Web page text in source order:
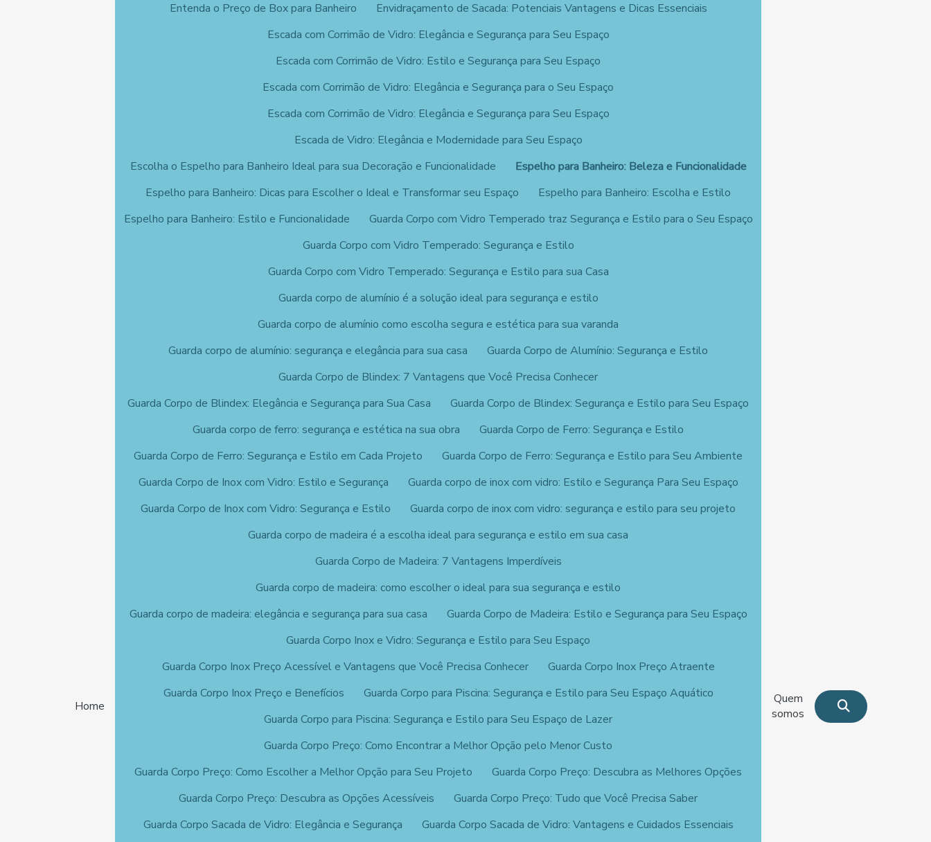
Home
Entenda o Preço de Box para Banheiro
Envidraçamento de Sacada: Potenciais Vantagens e Dicas Essenciais
Escada com Corrimão de Vidro: Elegância e Segurança para Seu Espaço
Escada com Corrimão de Vidro: Estilo e Segurança para Seu Espaço
Escada com Corrimão de Vidro: Elegância e Segurança para o Seu Espaço
Escada com Corrimão de Vidro: Elegância e Segurança para Seu Espaço
Escada de Vidro: Elegância e Modernidade para Seu Espaço
Escolha o Espelho para Banheiro Ideal para sua Decoração e Funcionalidade
Espelho para Banheiro: Beleza e Funcionalidade
Espelho para Banheiro: Dicas para Escolher o Ideal e Transformar seu Espaço
Espelho para Banheiro: Escolha e Estilo
Espelho para Banheiro: Estilo e Funcionalidade
Guarda Corpo com Vidro Temperado traz Segurança e Estilo para o Seu Espaço
Guarda Corpo com Vidro Temperado: Segurança e Estilo
Guarda Corpo com Vidro Temperado: Segurança e Estilo para sua Casa
Guarda corpo de alumínio é a solução ideal para segurança e estilo
Guarda corpo de alumínio como escolha segura e estética para sua varanda
Guarda corpo de alumínio: segurança e elegância para sua casa
Guarda Corpo de Alumínio: Segurança e Estilo
Guarda Corpo de Blindex: 7 Vantagens que Você Precisa Conhecer
Guarda Corpo de Blindex: Elegância e Segurança para Sua Casa
Guarda Corpo de Blindex: Segurança e Estilo para Seu Espaço
Guarda corpo de ferro: segurança e estética na sua obra
Guarda Corpo de Ferro: Segurança e Estilo
Guarda Corpo de Ferro: Segurança e Estilo em Cada Projeto
Guarda Corpo de Ferro: Segurança e Estilo para Seu Ambiente
Guarda Corpo de Inox com Vidro: Estilo e Segurança
Guarda corpo de inox com vidro: Estilo e Segurança Para Seu Espaço
Guarda Corpo de Inox com Vidro: Segurança e Estilo
Guarda corpo de inox com vidro: segurança e estilo para seu projeto
Guarda corpo de madeira é a escolha ideal para segurança e estilo em sua casa
Guarda Corpo de Madeira: 7 Vantagens Imperdíveis
Guarda corpo de madeira: como escolher o ideal para sua segurança e estilo
Guarda corpo de madeira: elegância e segurança para sua casa
Guarda Corpo de Madeira: Estilo e Segurança para Seu Espaço
Guarda Corpo Inox e Vidro: Segurança e Estilo para Seu Espaço
Guarda Corpo Inox Preço Acessível e Vantagens que Você Precisa Conhecer
Guarda Corpo Inox Preço Atraente
Guarda Corpo Inox Preço e Benefícios
Guarda Corpo para Piscina: Segurança e Estilo para Seu Espaço Aquático
Guarda Corpo para Piscina: Segurança e Estilo para Seu Espaço de Lazer
Guarda Corpo Preço: Como Encontrar a Melhor Opção pelo Menor Custo
Guarda Corpo Preço: Como Escolher a Melhor Opção para Seu Projeto
Guarda Corpo Preço: Descubra as Melhores Opções
Guarda Corpo Preço: Descubra as Opções Acessíveis
Guarda Corpo Preço: Tudo que Você Precisa Saber
Guarda Corpo Sacada de Vidro: Elegância e Segurança
Guarda Corpo Sacada de Vidro: Vantagens e Cuidados Essenciais
Quem
somos